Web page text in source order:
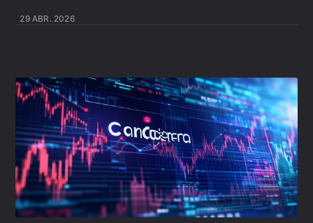
29 ABR. 2026